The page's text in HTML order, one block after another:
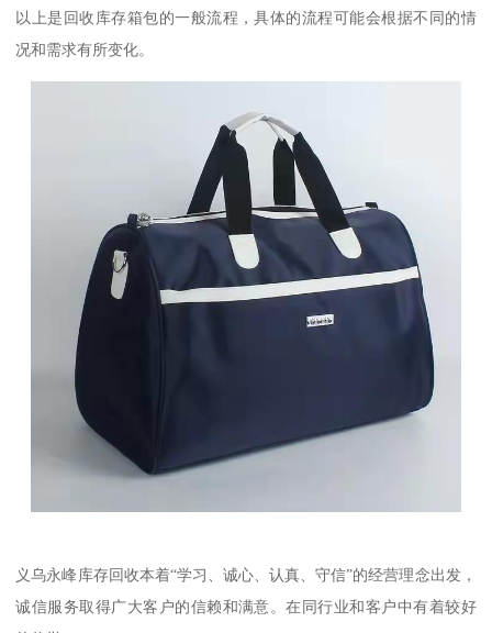
以上是回收库存箱包的一般流程，具体的流程可能会根据不同的情
况和需求有所变化。
义乌永峰库存回收本着“学习、诚心、认真、守信”的经营理念出发，
诚信服务取得广大客户的信赖和满意。在同行业和客户中有着较好